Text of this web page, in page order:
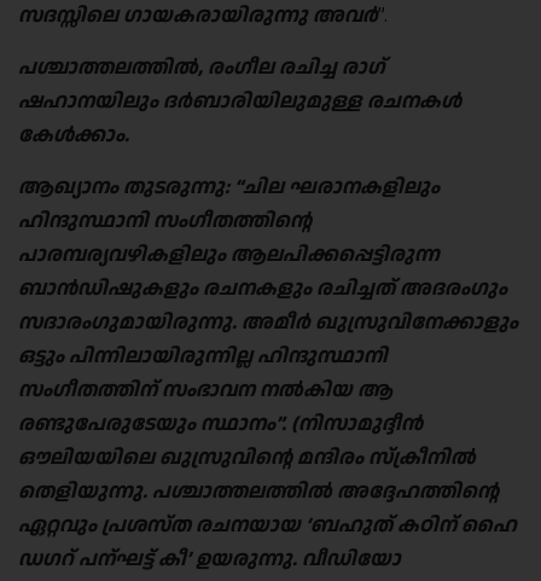
സദസ്സിലെ ഗായകരായിരുന്നു അവർ”.
പശ്ചാത്തലത്തിൽ, രംഗീല രചിച്ച രാഗ്
ഷഹാനയിലും ദർബാരിയിലുമുള്ള രചനകൾ
കേൾക്കാം.
ആഖ്യാനം തുടരുന്നു: “ചില ഘരാനകളിലും
ഹിന്ദുസ്ഥാനി സംഗീതത്തിന്റെ
പാരമ്പര്യവഴികളിലും ആലപിക്കപ്പെട്ടിരുന്ന
ബാൻഡിഷുകളും രചനകളും രചിച്ചത് അദരംഗും
സദാരംഗുമായിരുന്നു. അമീർ ഖുസ്രുവിനേക്കാളും
ഒട്ടും പിന്നിലായിരുന്നില്ല ഹിന്ദുസ്ഥാനി
സംഗീതത്തിന് സംഭാവന നൽകിയ ആ
രണ്ടുപേരുടേയും സ്ഥാനം”. (നിസാമുദ്ദീൻ
ഔലിയയിലെ ഖുസ്രുവിന്റെ മന്ദിരം സ്ക്രീനിൽ
തെളിയുന്നു. പശ്ചാത്തലത്തിൽ അദ്ദേഹത്തിന്റെ
ഏറ്റവും പ്രശസ്ത രചനയായ ‘ബഹുത് കഠിന് ഹൈ
ഡഗറ്‌ പന്ഘട്ട് കീ’ ഉയരുന്നു. വീഡിയോ